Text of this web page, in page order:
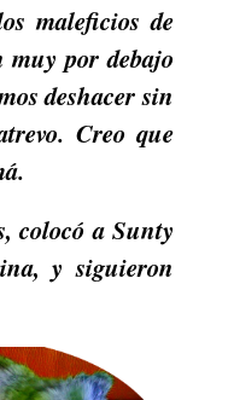
maleficios de
muy por debajo
deshacer sin
Creo que
colocó a Sunty
y siguieron